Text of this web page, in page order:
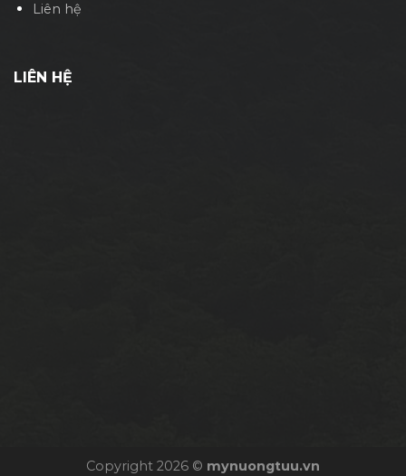
Liên hệ
LIÊN HỆ
Copyright 2026 © mynuongtuu.vn